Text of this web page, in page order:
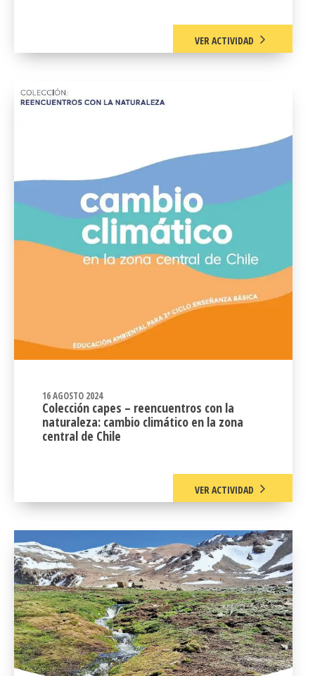
VER ACTIVIDAD
16 AGOSTO 2024
Colección capes – reencuentros con la
naturaleza: cambio climático en la zona
central de Chile
VER ACTIVIDAD